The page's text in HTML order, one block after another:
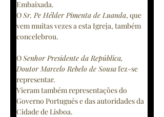
Embaixada.
O Sr. Pe Hélder Pimenta de Luanda, que
vem muitas vezes a esta Igreja, também
concelebrou.
O Senhor Presidente da República,
Doutor Marcelo Rebelo de Sousa fez-se
representar.
Vieram também representações do
Governo Português e das autoridades da
Cidade de Lisboa.